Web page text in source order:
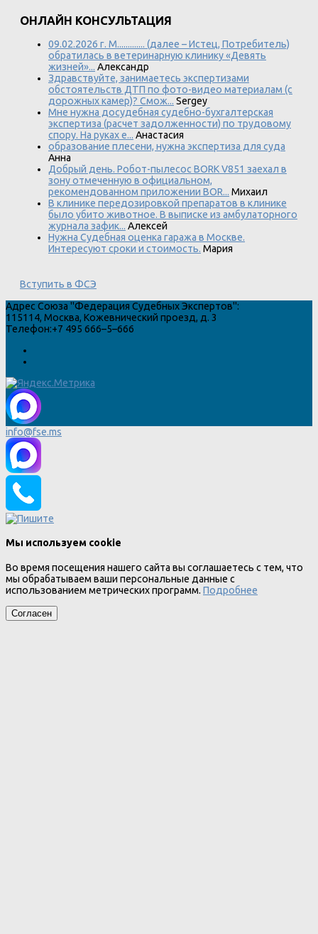
ОНЛАЙН КОНСУЛЬТАЦИЯ
09.02.2026 г. М............. (далее – Истец, Потребитель)
обратилась в ветеринарную клинику «Девять
жизней»... Александр
Здравствуйте, занимаетесь экспертизами
обстоятельств ДТП по фото-видео материалам (с
дорожных камер)? Смож... Sergey
Мне нужна досудебная судебно-бухгалтерская
экспертиза (расчет задолженности) по трудовому
спору. На руках е... Анастасия
образование плесени, нужна экспертиза для суда
Анна
Добрый день. Робот-пылесос BORK V851 заехал в
зону отмеченную в официальном,
рекомендованном приложении BOR... Михаил
В клинике передозировкой препаратов в клинике
было убито животное. В выписке из амбулаторного
журнала зафик... Алексей
Нужна Судебная оценка гаража в Москве.
Интересуют сроки и стоимость. Мария
Вступить в ФСЭ
Адрес Союза "Федерация Судебных Экспертов":
115114, Москва, Кожевнический проезд, д. 3
Телефон:+7 495 666–5–666
info@fse.ms
Мы используем cookie
Во время посещения нашего сайта вы соглашаетесь с тем, что
мы обрабатываем ваши персональные данные с
использованием метрических программ. Подробнее
Согласен